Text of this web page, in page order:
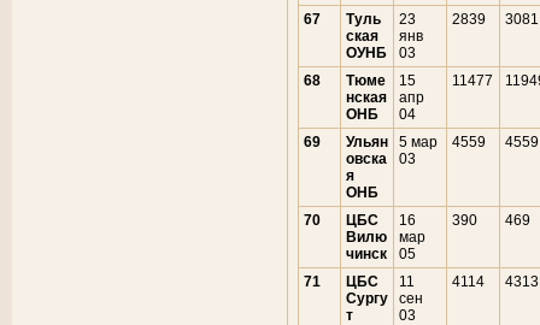
67
Туль
ская
ОУНБ
23
янв
03
2839 3081
68
Тюме
нская
ОНБ
15
апр
04
11477
69
Ульян
овска
я
ОНБ
5 мар
03
4559 4559
70
ЦБС
Вилю
чинск
16
мар
05
390 469
71
ЦБС
Сургу
т
11
сен
03
4114 4313